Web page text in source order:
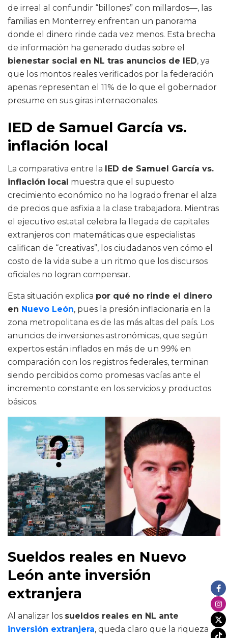
de irreal al confundir “billones” con millardos—, las
familias en Monterrey enfrentan un panorama
donde el dinero rinde cada vez menos. Esta brecha
de información ha generado dudas sobre el
bienestar social en NL tras anuncios de IED, ya
que los montos reales verificados por la federación
apenas representan el 11% de lo que el gobernador
presume en sus giras internacionales.
IED de Samuel García vs.
inflación local
La comparativa entre la IED de Samuel García vs.
inflación local muestra que el supuesto
crecimiento económico no ha logrado frenar el alza
de precios que asfixia a la clase trabajadora. Mientras
el ejecutivo estatal celebra la llegada de capitales
extranjeros con matemáticas que especialistas
califican de “creativas”, los ciudadanos ven cómo el
costo de la vida sube a un ritmo que los discursos
oficiales no logran compensar.
Esta situación explica por qué no rinde el dinero
en Nuevo León, pues la presión inflacionaria en la
zona metropolitana es de las más altas del país. Los
anuncios de inversiones astronómicas, que según
expertos están inflados en más de un 99% en
comparación con los registros federales, terminan
siendo percibidos como promesas vacías ante el
incremento constante en los servicios y productos
básicos.
Sueldos reales en Nuevo
León ante inversión
extranjera
Al analizar los sueldos reales en NL ante
inversión extranjera, queda claro que la riqueza